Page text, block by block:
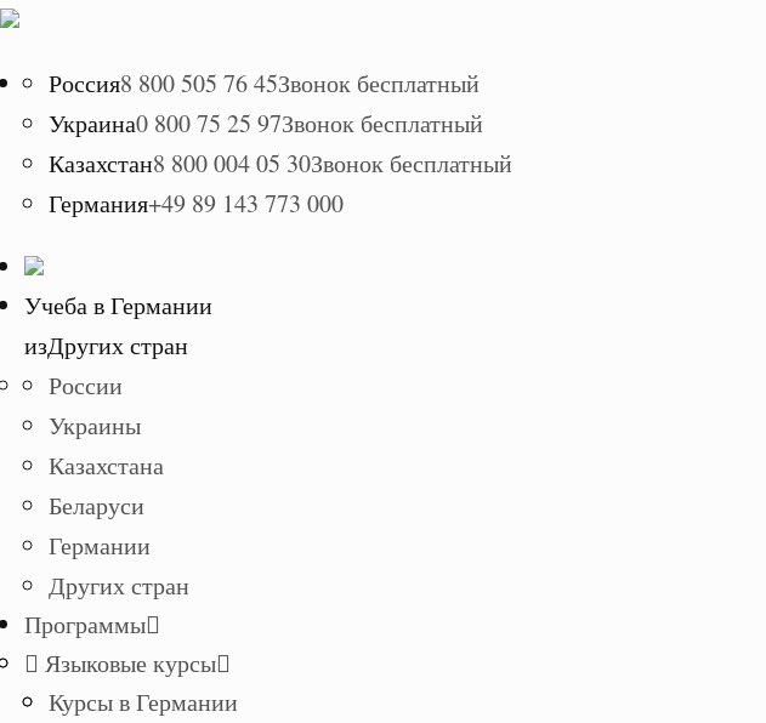
Россия8 800 505 76 45Звонок бесплатный
Украина0 800 75 25 97Звонок бесплатный
Казахстан8 800 004 05 30Звонок бесплатный
Германия+49 89 143 773 000
Учеба в Германии
изДругих стран
России
Украины
Казахстана
Беларуси
Германии
Других стран
Программы
Языковые курсы
Курсы в Германии